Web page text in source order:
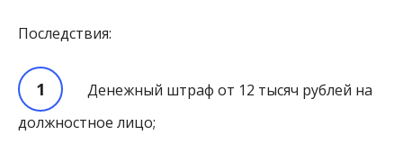
Последствия:
Денежный штраф от 12 тысяч рублей на
должностное лицо;